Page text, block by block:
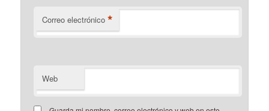
Correo electrónico *
Web